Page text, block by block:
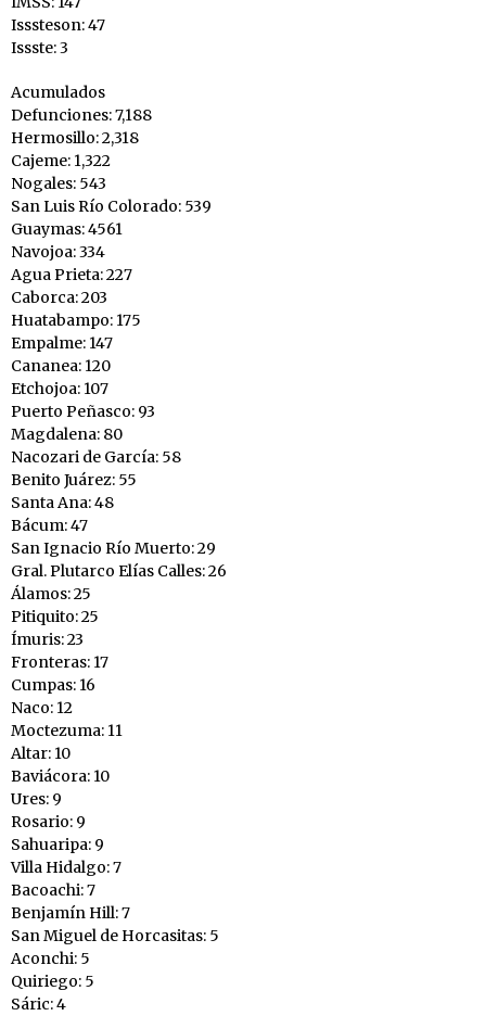
Isssteson: 47
Issste: 3
Acumulados
Defunciones: 7,188
Hermosillo: 2,318
Cajeme: 1,322
Nogales: 543
San Luis Río Colorado: 539
Guaymas: 4561
Navojoa: 334
Agua Prieta: 227
Caborca: 203
Huatabampo: 175
Empalme: 147
Cananea: 120
Etchojoa: 107
Puerto Peñasco: 93
Magdalena: 80
Nacozari de García: 58
Benito Juárez: 55
Santa Ana: 48
Bácum: 47
San Ignacio Río Muerto: 29
Gral. Plutarco Elías Calles: 26
Álamos: 25
Pitiquito: 25
Ímuris: 23
Fronteras: 17
Cumpas: 16
Naco: 12
Moctezuma: 11
Altar: 10
Baviácora: 10
Ures: 9
Rosario: 9
Sahuaripa: 9
Villa Hidalgo: 7
Bacoachi: 7
Benjamín Hill: 7
San Miguel de Horcasitas: 5
Aconchi: 5
Quiriego: 5
Sáric: 4